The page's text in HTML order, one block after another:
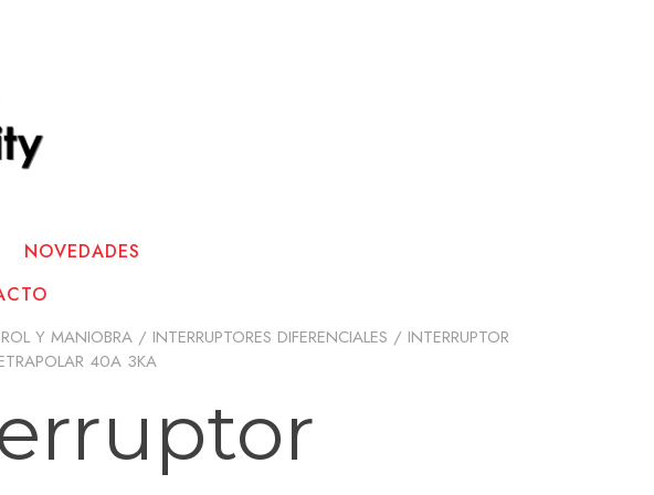
NOVEDADES
Y MANIOBRA / INTERRUPTORES DIFERENCIALES / INTERRUPTOR
40A 3KA